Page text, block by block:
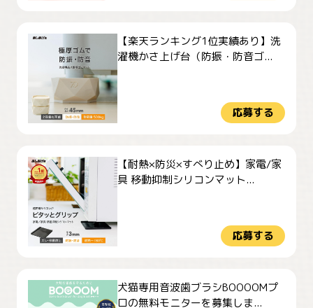
【楽天ランキング1位実績あり】洗
濯機かさ上げ台（防振・防音ゴ...
応募する
【耐熱×防災×すべり止め】家電/家
具 移動抑制シリコンマット...
応募する
犬猫専用音波歯ブラシBOOOOMプ
ロの無料モニターを募集しま...